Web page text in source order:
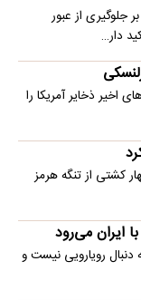
جلوگیری از عبور
دار…
اخیر ذخایر آمریکا را
کشتی از تنگه هرمز
دنبال رویارویی نیست و